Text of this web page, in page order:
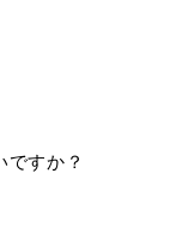
ですか？